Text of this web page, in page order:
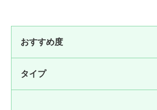
おすすめ度
タイプ